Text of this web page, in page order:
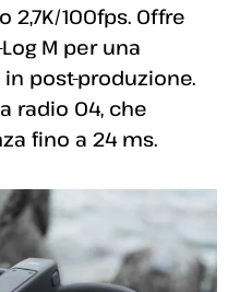
2,7K/100fps. Offre
M per una
post-produzione.
radio O4, che
fino a 24 ms.